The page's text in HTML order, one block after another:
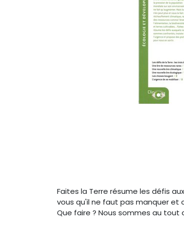
Faites la Terre résume les défis
vous qu'il ne faut pas manquer et
Que faire ? Nous sommes au